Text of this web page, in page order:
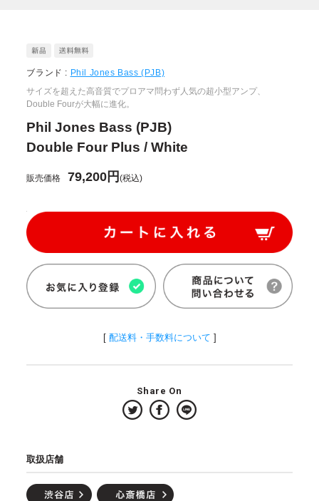
ブランド : Phil Jones Bass (PJB)
サイズを超えた高音質でプロアマ問わず人気の超小型アンプ、
Double Fourが大幅に進化。
Phil Jones Bass (PJB)
Double Four Plus / White
販売価格 79,200円(税込)
[ 配送料・手数料について ]
Share On
取扱店舗